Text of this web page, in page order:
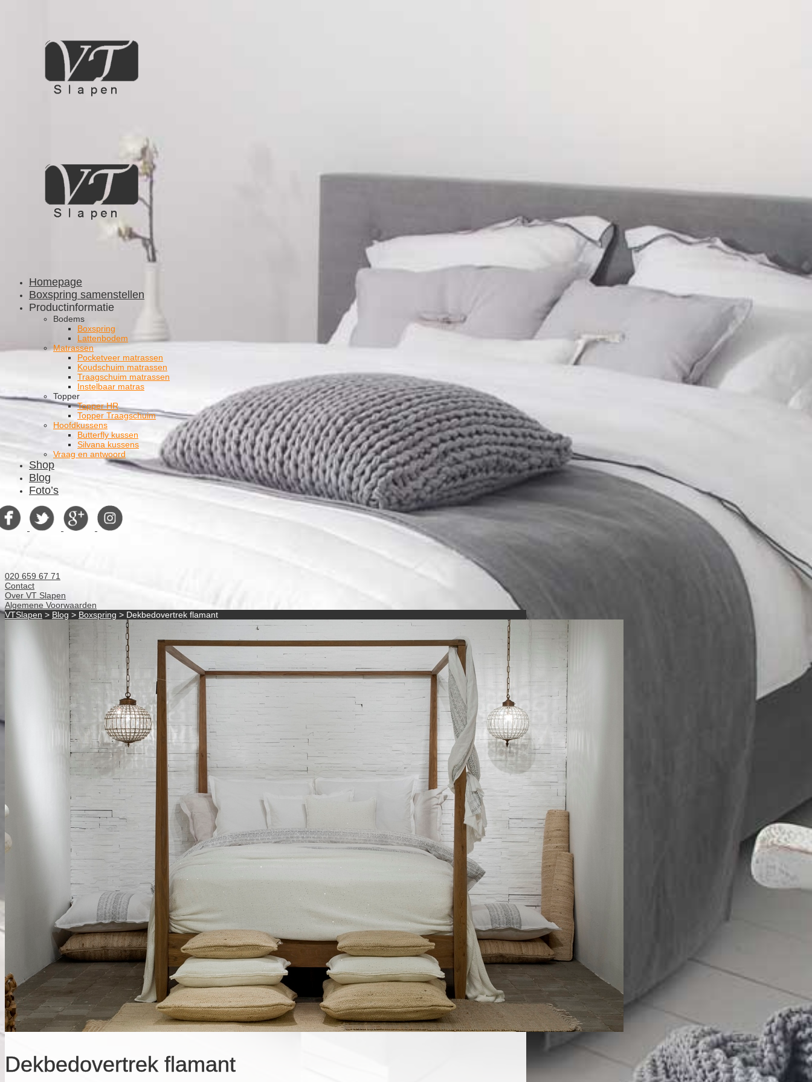
Homepage
Boxspring samenstellen
Productinformatie
Bodems
Boxspring
Lattenbodem
Matrassen
Pocketveer matrassen
Koudschuim matrassen
Traagschuim matrassen
Instelbaar matras
Topper
Topper HR
Topper Traagschuim
Hoofdkussens
Butterfly kussen
Silvana kussens
Vraag en antwoord
Shop
Blog
Foto’s
020 659 67 71
Contact
Over VT Slapen
Algemene Voorwaarden
VTSlapen > Blog > Boxspring > Dekbedovertrek flamant
Dekbedovertrek flamant